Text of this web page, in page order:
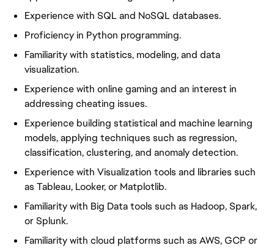
Experience with SQL and NoSQL databases.
Proficiency in Python programming.
Familiarity with statistics, modeling, and data
visualization.
Experience with online gaming and an interest in
addressing cheating issues.
Experience building statistical and machine learning
models, applying techniques such as regression,
classification, clustering, and anomaly detection.
Experience with Visualization tools and libraries such
as Tableau, Looker, or Matplotlib.
Familiarity with Big Data tools such as Hadoop, Spark,
or Splunk.
Familiarity with cloud platforms such as AWS, GCP or